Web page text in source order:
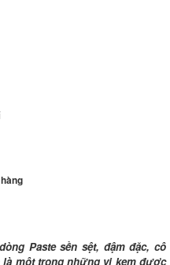
Việt Nam
ty TNHH MENMOT
811 888
Paste sền sệt, đậm đặc, cô
là một trong những vị kem được